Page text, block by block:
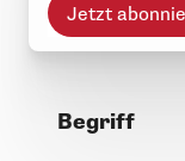
Jetzt
Begriff